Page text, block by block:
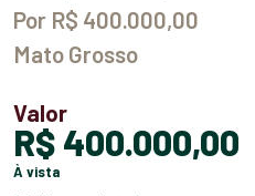
Por R$ 400.000,00
Mato Grosso
Valor
R$ 400.000,00
à vista